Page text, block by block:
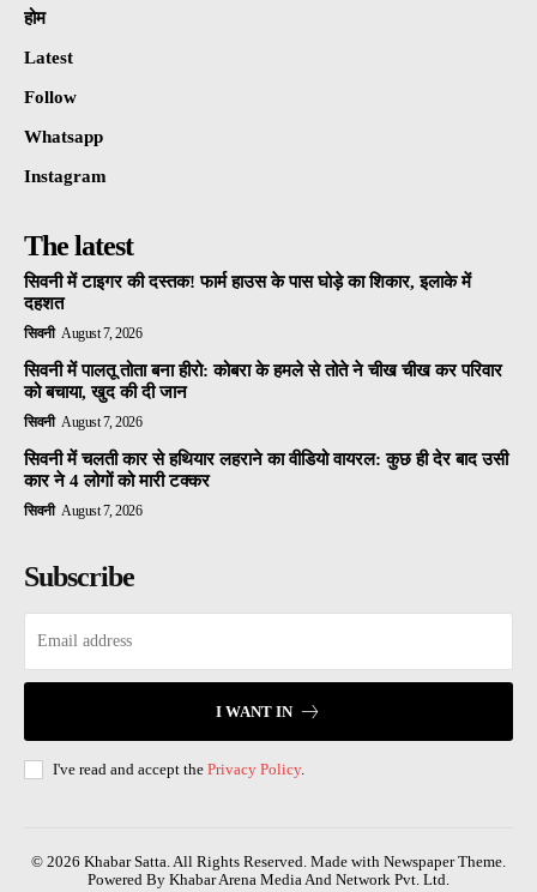
होम
Latest
Follow
Whatsapp
Instagram
The latest
सिवनी में टाइगर की दस्तक! फार्म हाउस के पास घोड़े का शिकार, इलाके में
दहशत
सिवनी August 7, 2026
सिवनी में पालतू तोता बना हीरो: कोबरा के हमले से तोते ने चीख चीख कर परिवार
को बचाया, खुद की दी जान
सिवनी August 7, 2026
सिवनी में चलती कार से हथियार लहराने का वीडियो वायरल: कुछ ही देर बाद उसी
कार ने 4 लोगों को मारी टक्कर
सिवनी August 7, 2026
Subscribe
I WANT IN
I've read and accept the Privacy Policy.
© 2026 Khabar Satta. All Rights Reserved. Made with Newspaper Theme.
Powered By Khabar Arena Media And Network Pvt. Ltd.